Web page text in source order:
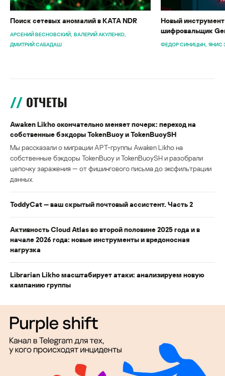
Поиск сетевых аномалий в KATA NDR
АРСЕНИЙ ВЕСНОВСКИЙ ВАЛЕРИЙ АКУЛЕНКО
ДМИТРИЙ САБАДАШ
Новый
шифровальщик
ФЕДОР СИНИЦЫН ЯНИС
ОТЧЕТЫ
Awaken Likho окончательно меняет почерк: переход на
собственные бэкдоры TokenBuoy и TokenBuoySH
Мы рассказали о миграции APT-группы Awaken Likho на
собственные бэкдоры TokenBuoy и TokenBuoySH и разобрали
цепочку заражения — от фишингового письма до эксфильтрации
данных.
ToddyCat — ваш скрытый почтовый ассистент. Часть 2
Активность Cloud Atlas во второй половине 2025 года и в
начале 2026 года: новые инструменты и вредоносная
нагрузка
Librarian Likho масштабирует атаки: анализируем новую
кампанию группы